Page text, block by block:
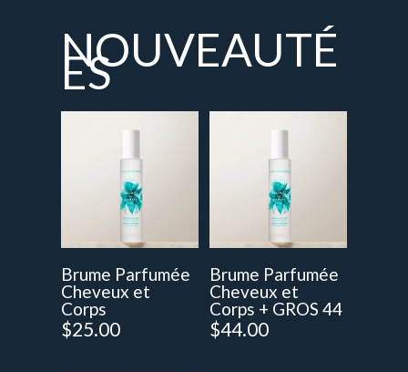
NOUVEAUTÉ
ES
Brume Parfumée
Cheveux et
Corps
$25.00
Brume Parfumée
Cheveux et
Corps + GROS 44
$44.00